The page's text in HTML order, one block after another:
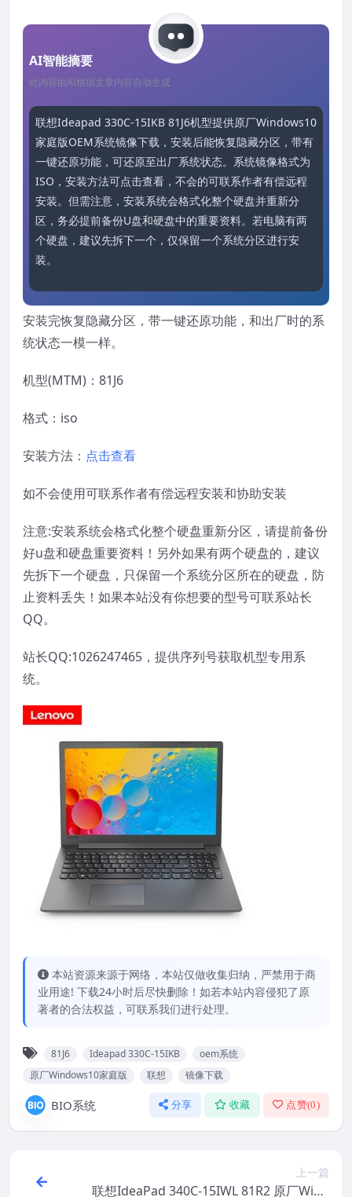
AI智能摘要
此内容由AI根据文章内容自动生成
联想Ideapad 330C-15IKB 81J6机型提供原厂Windows10
家庭版OEM系统镜像下载，安装后能恢复隐藏分区，带有
一键还原功能，可还原至出厂系统状态。系统镜像格式为
ISO，安装方法可点击查看，不会的可联系作者有偿远程
安装。但需注意，安装系统会格式化整个硬盘并重新分
区，务必提前备份U盘和硬盘中的重要资料。若电脑有两
个硬盘，建议先拆下一个，仅保留一个系统分区进行安
装。
安装完恢复隐藏分区，带一键还原功能，和出厂时的系
统状态一模一样。
机型(MTM)：81J6
格式：iso
安装方法： 点击查看
如不会使用可联系作者有偿远程安装和协助安装
注意:安装系统会格式化整个硬盘重新分区，请提前备份
好u盘和硬盘重要资料！另外如果有两个硬盘的，建议
先拆下一个硬盘，只保留一个系统分区所在的硬盘，防
止资料丢失！如果本站没有你想要的型号可联系站长
QQ。
站长QQ:1026247465，提供序列号获取机型专用系
统。
本站资源来源于网络，本站仅做收集归纳，严禁用于商
业用途! 下载24小时后尽快删除！如若本站内容侵犯了原
著者的合法权益，可联系我们进行处理。
81J6 Ideapad 330C-15IKB
oem系统
原厂Windows10家庭版
联想 镜像下载
BIO系统 分享 收藏 点赞(0)
上一篇
联想IdeaPad 340C-15IWL 81R2 原厂Wind